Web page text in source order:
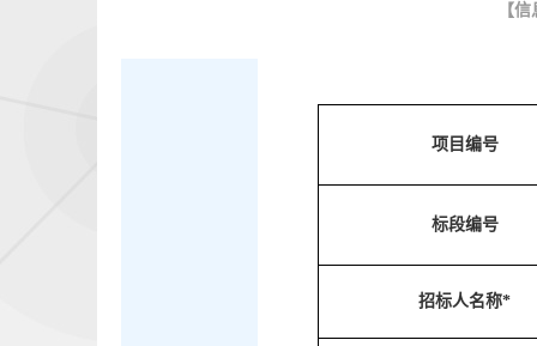
【
项目编号
标段编号
招标人名称*